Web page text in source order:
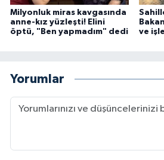
Milyonluk miras kavgasında
anne-kız yüzleşti! Elini
öptü, "Ben yapmadım" dedi
ve
Yorumlar